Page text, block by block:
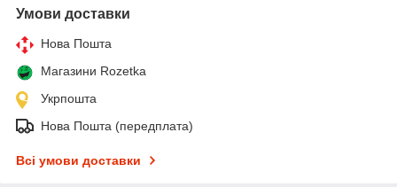
Умови доставки
Нова Пошта
Магазини Rozetka
Укрпошта
Нова Пошта (передплата)
Всі умови доставки